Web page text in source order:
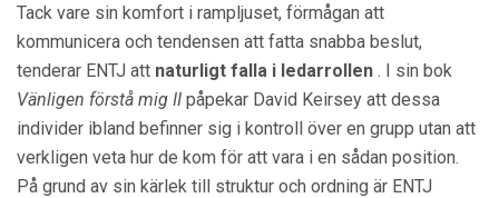
Tack vare sin komfort i rampljuset, förmågan att
kommunicera och tendensen att fatta snabba beslut,
tenderar ENTJ att naturligt falla i ledarrollen . I sin bok
Vänligen förstå mig II påpekar David Keirsey att dessa
individer ibland befinner sig i kontroll över en grupp utan att
verkligen veta hur de kom för att vara i en sådan position.
På grund av sin kärlek till struktur och ordning är ENTJ